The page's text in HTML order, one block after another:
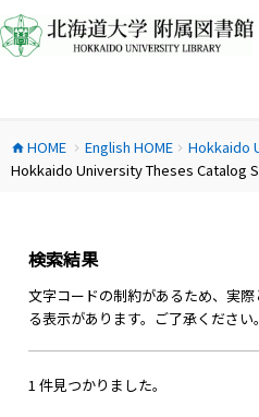
ン
テ
ス
キ
home HOME chevron_right English HOMEchevron_right Hokkaido
Hokkaido University Theses Catalog
検索結果
文字コードの制約があるため、実
る表示があります。ご了承ください。
1 件見つかりました。